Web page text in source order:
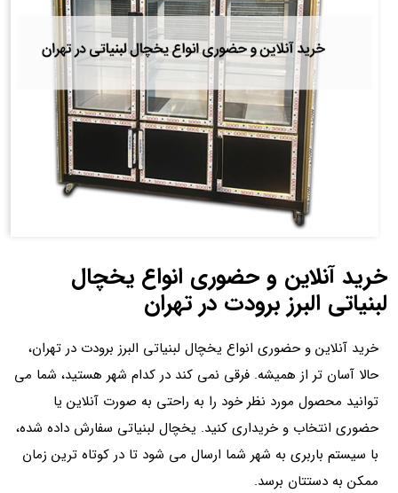
خرید آنلاین و حضوری انواع یخچال
لبنیاتی البرز برودت در تهران
خرید آنلاین و حضوری انواع یخچال لبنیاتی البرز برودت در تهران،
حالا آسان‌ تر از همیشه. فرقی نمی‌ کند در کدام شهر هستید، شما می‌
توانید محصول مورد نظر خود را به راحتی به صورت آنلاین یا
حضوری انتخاب و خریداری کنید. یخچال لبنیاتی سفارش داده شده،
با سیستم باربری به شهر شما ارسال می‌ شود تا در کوتاه‌ ترین زمان
ممکن به دستتان برسد.